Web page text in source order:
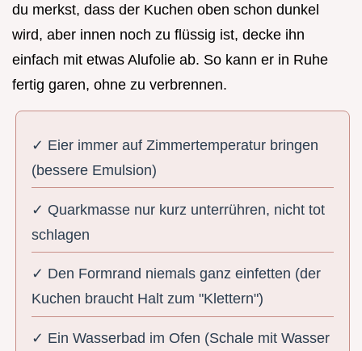
du merkst, dass der Kuchen oben schon dunkel
wird, aber innen noch zu flüssig ist, decke ihn
einfach mit etwas Alufolie ab. So kann er in Ruhe
fertig garen, ohne zu verbrennen.
✓ Eier immer auf Zimmertemperatur bringen
(bessere Emulsion)
✓ Quarkmasse nur kurz unterrühren, nicht tot
schlagen
✓ Den Formrand niemals ganz einfetten (der
Kuchen braucht Halt zum "Klettern")
✓ Ein Wasserbad im Ofen (Schale mit Wasser